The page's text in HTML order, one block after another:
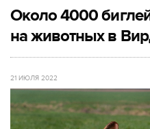
Около 4000
на животных в
21 ИЮЛЯ 2022